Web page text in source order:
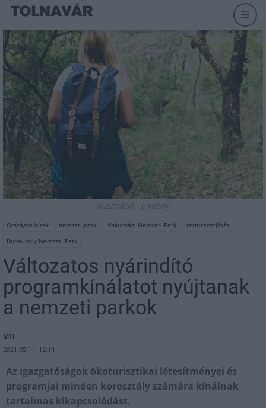
illusztráció - pixabay
Országos hírek nemzeti park Kiskunsági Nemzeti Park
természetjárás
Duna-Ipoly Nemzeti Park
Változatos nyárindító
programkínálatot nyújtanak
a nemzeti parkok
MTI
2021.05.14. 12:14
Az igazgatóságok ökoturisztikai létesítményei és
programjai minden korosztály számára kínálnak
tartalmas kikapcsolódást.